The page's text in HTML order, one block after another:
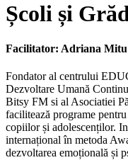
Școli și
Facilitator: Adriana Mitu
Fondator al centrului
Dezvoltare Umană
Bitsy FM si al Asociatiei
facilitează programe
copiilor și adolescenților.
internațional în metoda
dezvoltarea emoțională și